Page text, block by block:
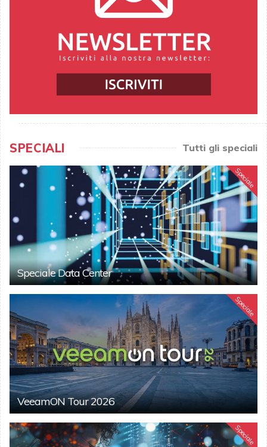
SPECIALI Tutti gli speciali
Speciale
Speciale Data Center
Speciale
VeeamON Tour 2026
Speciale